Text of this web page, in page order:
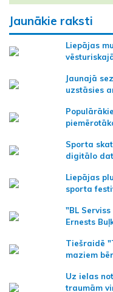
Jaunākie raksti
Liepājas
Jaunajā
uzstāsies
Sporta
digitālo
Liepājas
sporta
"BL
Ernests
Tiešraidē
maziem
Uz ielas
traumām